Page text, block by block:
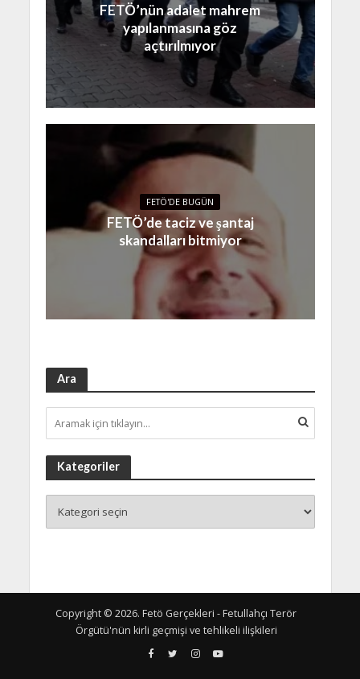
FETÖ’nün adalet mahrem
yapılanmasına göz
açtırılmıyor
FETÖ'DE BUGÜN
FETÖ’de taciz ve şantaj
skandalları bitmiyor
Ara
Kategoriler
Copyright © 2026. Fetö Gerçekleri - Fetullahçı Terör
Örgütü'nün kirli geçmişi ve tehlikeli ilişkileri